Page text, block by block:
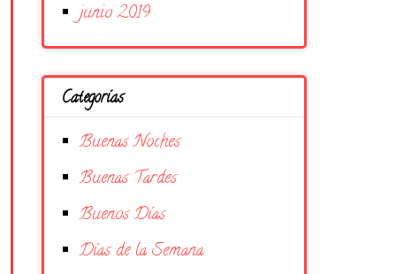
junio 2019
Categorías
Buenas Noches
Buenas Tardes
Buenos Días
Días de la Semana